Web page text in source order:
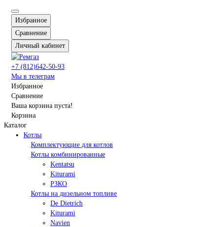
Избранное
Сравнение
Личный кабинет
+7 (812)642-50-93
Мы в телеграм
Избранное
Сравнение
Ваша корзина пуста!
Корзина
Каталог
Котлы
Комплектующие для котлов
Котлы комбинированные
Kentatsu
Kiturami
РЗКО
Котлы на дизельном топливе
De Dietrich
Kiturami
Navien